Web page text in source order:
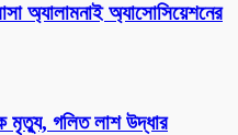
অ্যালামনাই অ্যাসোসিয়েশনের
মৃত্যু, গলিত লাশ উদ্ধার